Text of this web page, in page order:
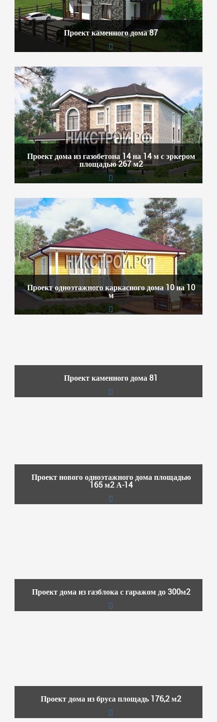
Проект каменного дома 87
Проект дома из газобетона 14 на 14 м с эркером
площадью 267 м2
Проект одноэтажного каркасного дома 10 на 10
м
Проект нового одноэтажного дома площадью
165 м2 А-14
Проект дома из газблока с гаражом до 300м2
Проект дома из бруса площадь 176,2 м2